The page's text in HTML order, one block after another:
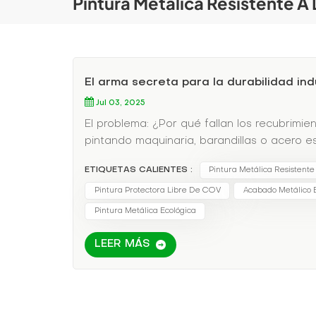
El arma secreta para la durabilidad
Jul 03, 2025
El problema: ¿Por qué fallan los
pintando maquinaria, barandillas o acero
vibración o cambios
sol)Disolventes tóxicos (Multas de OSHA,
metálica a base de agua está
prueba de trama cruzada ASTM
transportadores que funcionan 24 horas
ETIQUETAS CALIENTES : Pintura Metálica Resistente
Pintura Protectora Libre De COV Acabado Metálico
Pintura Metálica Ecológica
LEER MÁS